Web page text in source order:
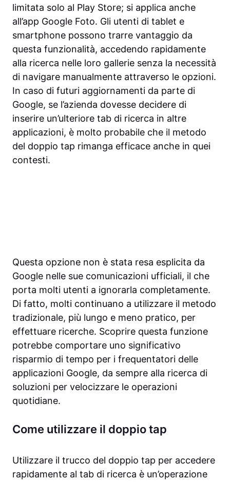
limitata solo al Play Store; si applica anche
all’app Google Foto. Gli utenti di tablet e
smartphone possono trarre vantaggio da
questa funzionalità, accedendo rapidamente
alla ricerca nelle loro gallerie senza la necessità
di navigare manualmente attraverso le opzioni.
In caso di futuri aggiornamenti da parte di
Google, se l’azienda dovesse decidere di
inserire un’ulteriore tab di ricerca in altre
applicazioni, è molto probabile che il metodo
del doppio tap rimanga efficace anche in quei
contesti.
Questa opzione non è stata resa esplicita da
Google nelle sue comunicazioni ufficiali, il che
porta molti utenti a ignorarla completamente.
Di fatto, molti continuano a utilizzare il metodo
tradizionale, più lungo e meno pratico, per
effettuare ricerche. Scoprire questa funzione
potrebbe comportare uno significativo
risparmio di tempo per i frequentatori delle
applicazioni Google, da sempre alla ricerca di
soluzioni per velocizzare le operazioni
quotidiane.
Come utilizzare il doppio tap
Utilizzare il trucco del doppio tap per accedere
rapidamente al tab di ricerca è un’operazione